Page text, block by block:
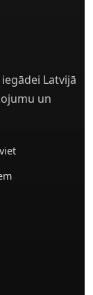
Latvijā
un